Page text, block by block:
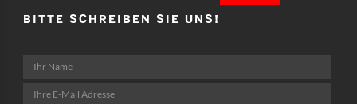
BITTE SCHREIBEN SIE UNS!